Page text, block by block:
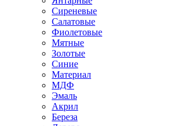
Сиреневые
Салатовые
Фиолетовые
Мятные
Золотые
Синие
Материал
МДФ
Эмаль
Акрил
Береза